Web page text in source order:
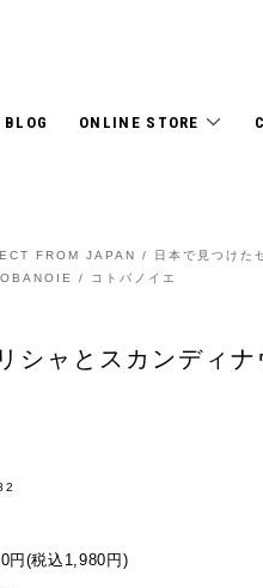
BLOG ONLINE STORE
FROM JAPAN / 日本で見つけた
/ コトバノイエ
シャとスカンディ
円(税込1,980円)